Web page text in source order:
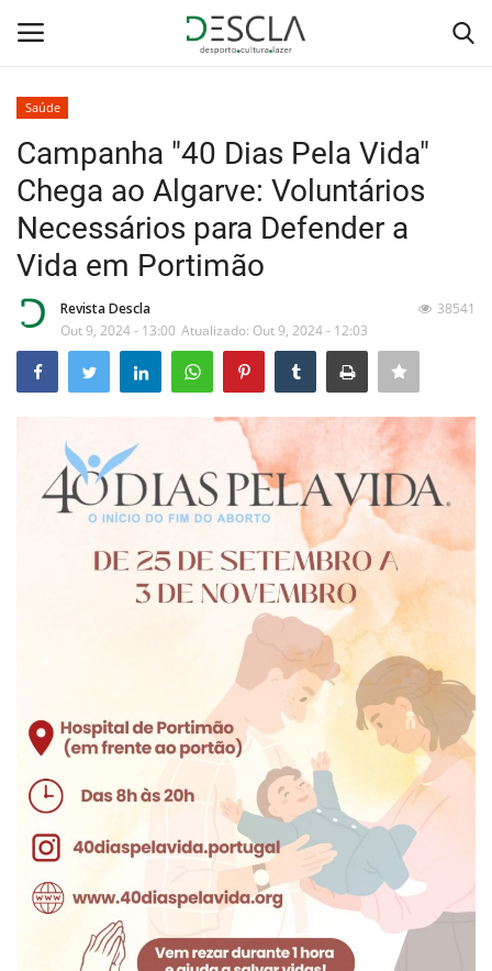
Home
...by Descla
Desporto
Contactos
Sobre Nós
Educação
Lazer
Ambiente
Saúde
Campanha "40 Dias Pela Vida"
Chega ao Algarve: Voluntários
Necessários para Defender a
Vida em Portimão
Revista Descla
Out 9, 2024 - 13:00 Atualizado: Out 9, 2024 - 12:03
38541